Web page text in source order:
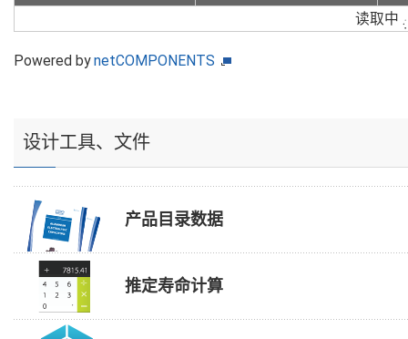
读取中
Powered bynetCOMPONENTS
设计工具、文件
产品目录数据
推定寿命计算